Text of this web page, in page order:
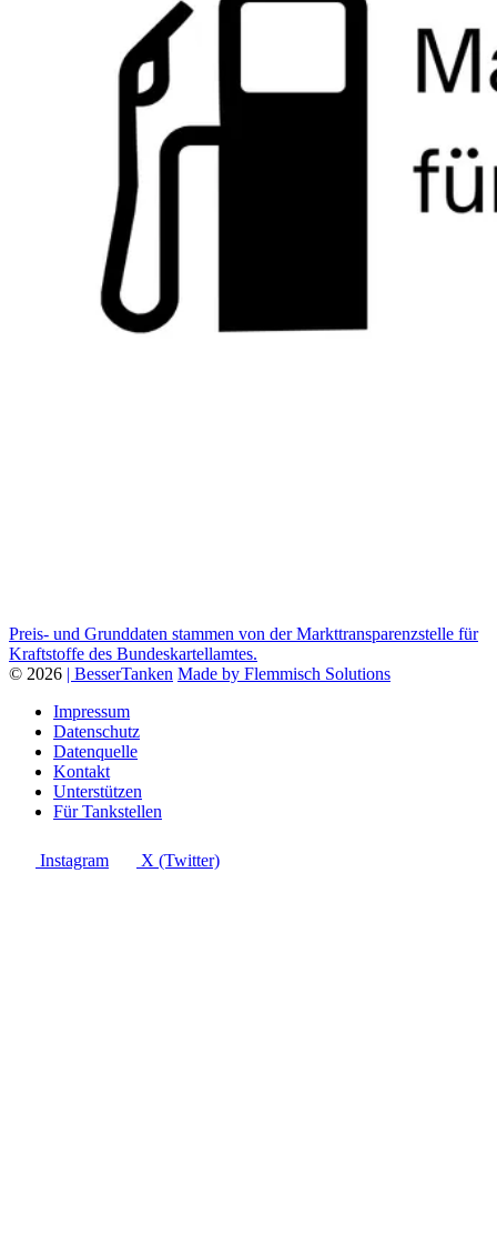
Preis- und Grunddaten stammen von der Markttransparenzstelle für
Kraftstoffe des Bundeskartellamtes.
© 2026 | BesserTanken Made by Flemmisch Solutions
Impressum
Datenschutz
Datenquelle
Kontakt
Unterstützen
Für Tankstellen
Instagram X (Twitter)